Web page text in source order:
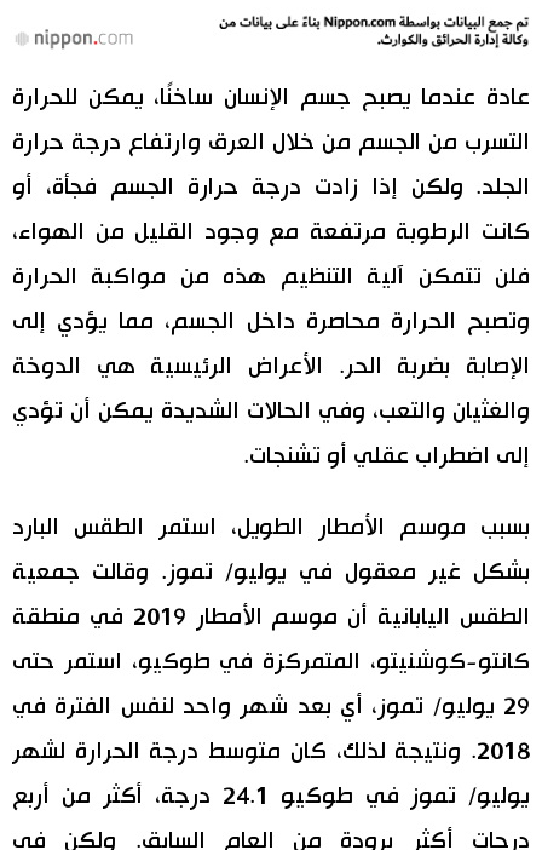
عادة عندما يصبح جسم الإنسان ساخنًا، يمكن للحرارة
التسرب من الجسم من خلال العرق وارتفاع درجة حرارة
الجلد. ولكن إذا زادت درجة حرارة الجسم فجأة، أو
كانت الرطوبة مرتفعة مع وجود القليل من الهواء،
فلن تتمكن آلية التنظيم هذه من مواكبة الحرارة
وتصبح الحرارة محاصرة داخل الجسم، مما يؤدي إلى
الإصابة بضربة الحر. الأعراض الرئيسية هي الدوخة
والغثيان والتعب، وفي الحالات الشديدة يمكن أن تؤدي
إلى اضطراب عقلي أو تشنجات.
بسبب موسم الأمطار الطويل، استمر الطقس البارد
بشكل غير معقول في يوليو/ تموز. وقالت جمعية
الطقس اليابانية أن موسم الأمطار 2019 في منطقة
كانتو-كوشنيتو، المتمركزة في طوكيو، استمر حتى
29 يوليو/ تموز، أي بعد شهر واحد لنفس الفترة في
2018. ونتيجة لذلك، كان متوسط درجة الحرارة لشهر
يوليو/ تموز في طوكيو 24.1 درجة، أكثر من أربع
درجات أكثر برودة من العام السابق. ولكن في